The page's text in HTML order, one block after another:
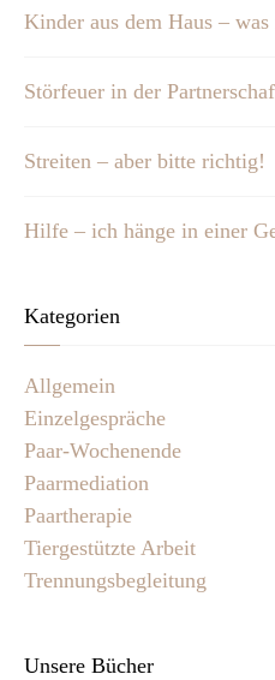
Kinder aus dem Haus – was
Störfeuer in der
Streiten – aber bitte richtig!
Hilfe – ich hänge in einer
Kategorien
Allgemein
Einzelgespräche
Paar-Wochenende
Paarmediation
Paartherapie
Tiergestützte Arbeit
Trennungsbegleitung
Unsere Bücher